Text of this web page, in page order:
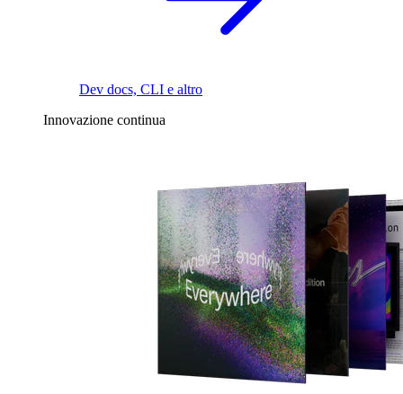
Dev docs, CLI e altro
Innovazione continua